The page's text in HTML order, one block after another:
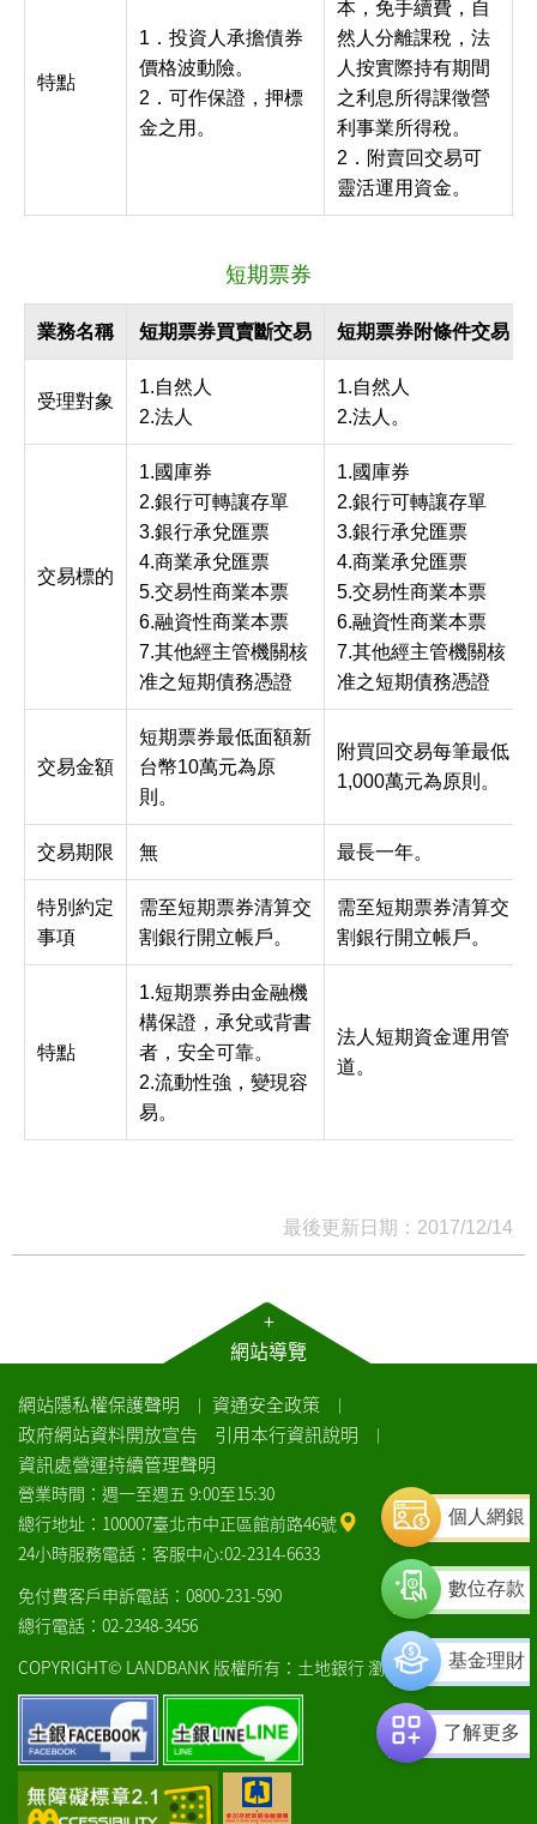
特點
1．投資人承擔債券
價格波動險。
2．可作保證，押標
金之用。
本，免手續費，自
然人分離課稅，法
人按實際持有期間
之利息所得課徵營
利事業所得稅。
2．附賣回交易可
靈活運用資金。
短期票券
業務名稱 短期票券買賣斷交易 短期票券附條件交易
受理對象
1.自然人
2.法人
1.自然人
2.法人。
交易標的
1.國庫券
2.銀行可轉讓存單
3.銀行承兌匯票
4.商業承兌匯票
5.交易性商業本票
6.融資性商業本票
7.其他經主管機關核
准之短期債務憑證
1.國庫券
2.銀行可轉讓存單
3.銀行承兌匯票
4.商業承兌匯票
5.交易性商業本票
6.融資性商業本票
7.其他經主管機關核
准之短期債務憑證
交易金額
短期票券最低面額新
台幣10萬元為原
則。
附買回交易每筆最低
1,000萬元為原則。
交易期限 無 最長一年。
特別約定
事項
需至短期票券清算交
割銀行開立帳戶。
需至短期票券清算交
割銀行開立帳戶。
特點
1.短期票券由金融機
構保證，承兌或背書
者，安全可靠。
2.流動性強，變現容
易。
法人短期資金運用管
道。
最後更新日期：2017/12/14
+
網站導覽
網站隱私權保護聲明 ｜ 資通安全政策 ｜
政府網站資料開放宣告 引用本行資訊說明 ｜
資訊處營運持續管理聲明
營業時間：週一至週五 9:00至15:30
總行地址：100007臺北市中正區館前路46號
24小時服務電話：客服中心:02-2314-6633
免付費客戶申訴電話：0800-231-590
總行電話：02-2348-3456
COPYRIGHT© LANDBANK 版權所有：土地銀行瀏覽器建議
土
銀
facebook
line
過
個人網銀
數位存款
基金理財
了解更多